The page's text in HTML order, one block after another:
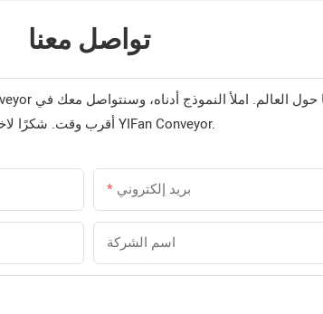
تواصل معنا
أقرب وقت. شكرًا لاختياركم YIFan Conveyor.
بريد إلكتروني
اسم الشركة